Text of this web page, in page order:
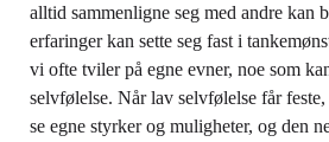
alltid sammenligne seg med andre kan
erfaringer kan sette seg fast i
vi ofte tviler på egne evner, noe som
selvfølelse. Når lav selvfølelse får
se egne styrker og muligheter, og den